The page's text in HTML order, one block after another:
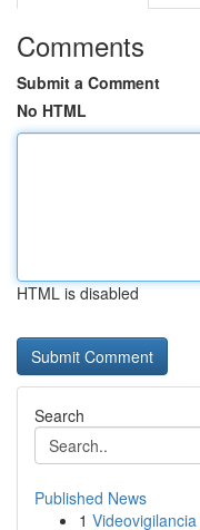
Comments
Submit a Comment
No HTML
HTML is disabled
Search
Published News
1